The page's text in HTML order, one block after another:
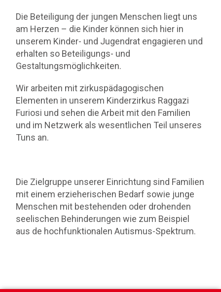
Die Beteiligung der jungen Menschen liegt uns
am Herzen – die Kinder können sich hier in
unserem Kinder- und Jugendrat engagieren und
erhalten so Beteiligungs- und
Gestaltungsmöglichkeiten.
Wir arbeiten mit zirkuspädagogischen
Elementen in unserem Kinderzirkus Raggazi
Furiosi und sehen die Arbeit mit den Familien
und im Netzwerk als wesentlichen Teil unseres
Tuns an.
Die Zielgruppe unserer Einrichtung sind Familien
mit einem erzieherischen Bedarf sowie junge
Menschen mit bestehenden oder drohenden
seelischen Behinderungen wie zum Beispiel
aus de hochfunktionalen Autismus-Spektrum.